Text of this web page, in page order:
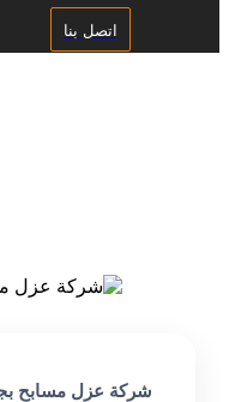
اتصل بنا
شركة عزل مسابح